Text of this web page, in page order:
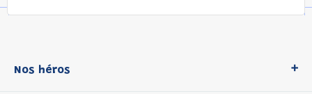
Nos héros